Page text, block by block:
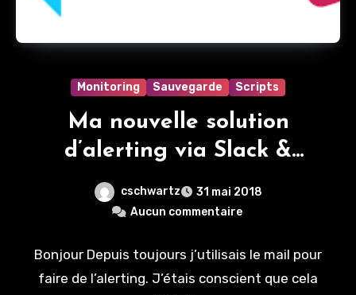
Monitoring Sauvegarde Scripts
Ma nouvelle solution
d’alerting via Slack &
cschwartz
31 mai 2018
Aucun commentaire
Bonjour Depuis toujours j’utilisais le mail pour
faire de l’alerting. J’étais conscient que cela